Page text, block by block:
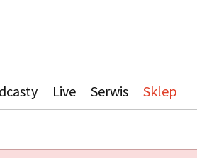
Live Serwis Sklep